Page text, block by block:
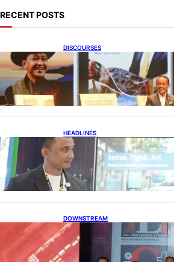
RECENT POSTS
DISCOURSES
Bahlil Luncurkan 10
Kepemimpinan dan
HEADLINES
Teknologi Keselamatan,
Persaingan Industri
DOWNSTREAM
Terbuka, Peluang Usaha
Lokal